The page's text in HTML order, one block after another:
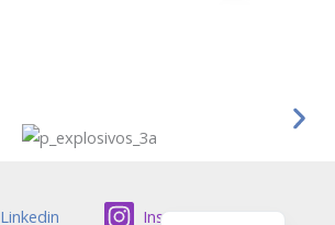
Linkedin Instagram